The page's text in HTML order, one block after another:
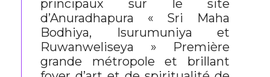
principaux sur le site
d’Anuradhapura « Sri Maha
Bodhiya, Isurumuniya et
Ruwanweliseya » Première
grande métropole et brillant